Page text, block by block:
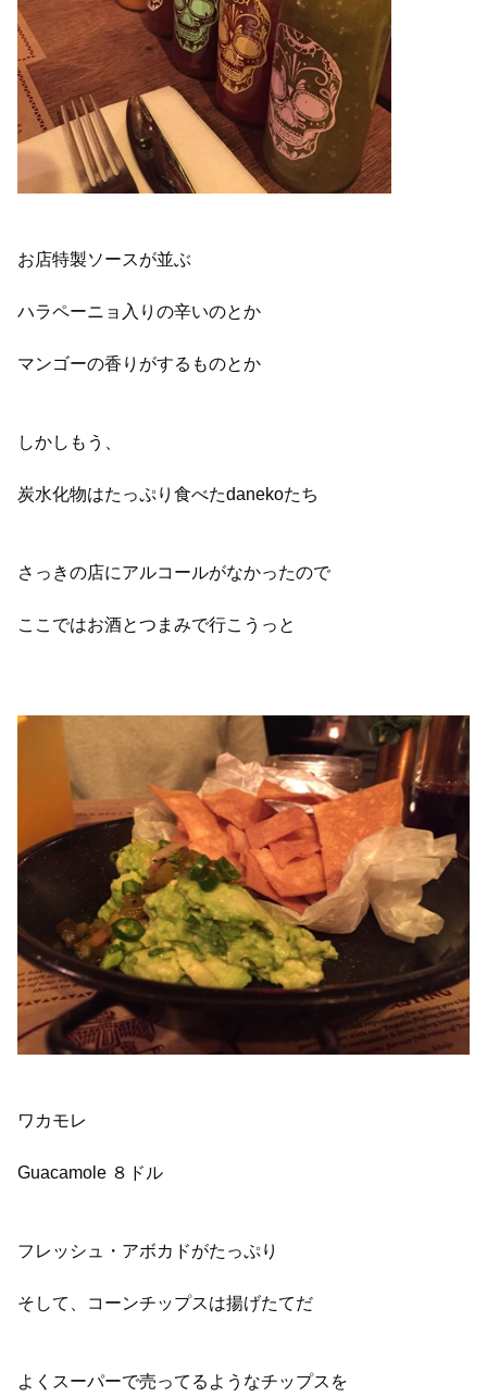
お店特製ソースが並ぶ
ハラペーニョ入りの辛いのとか
マンゴーの香りがするものとか
しかしもう、
炭水化物はたっぷり食べたdanekoたち
さっきの店にアルコールがなかったので
ここではお酒とつまみで行こうっと
ワカモレ
Guacamole ８ドル
フレッシュ・アボカドがたっぷり
そして、コーンチップスは揚げたてだ
よくスーパーで売ってるようなチップスを